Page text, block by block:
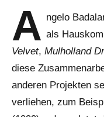
A ngelo
als
Velvet, Mulholland
diese
anderen Projekten
verliehen, zum